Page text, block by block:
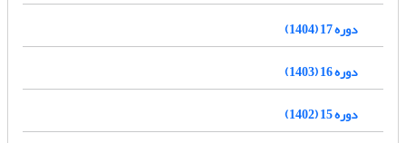
دوره 17 (1404)
دوره 16 (1403)
دوره 15 (1402)